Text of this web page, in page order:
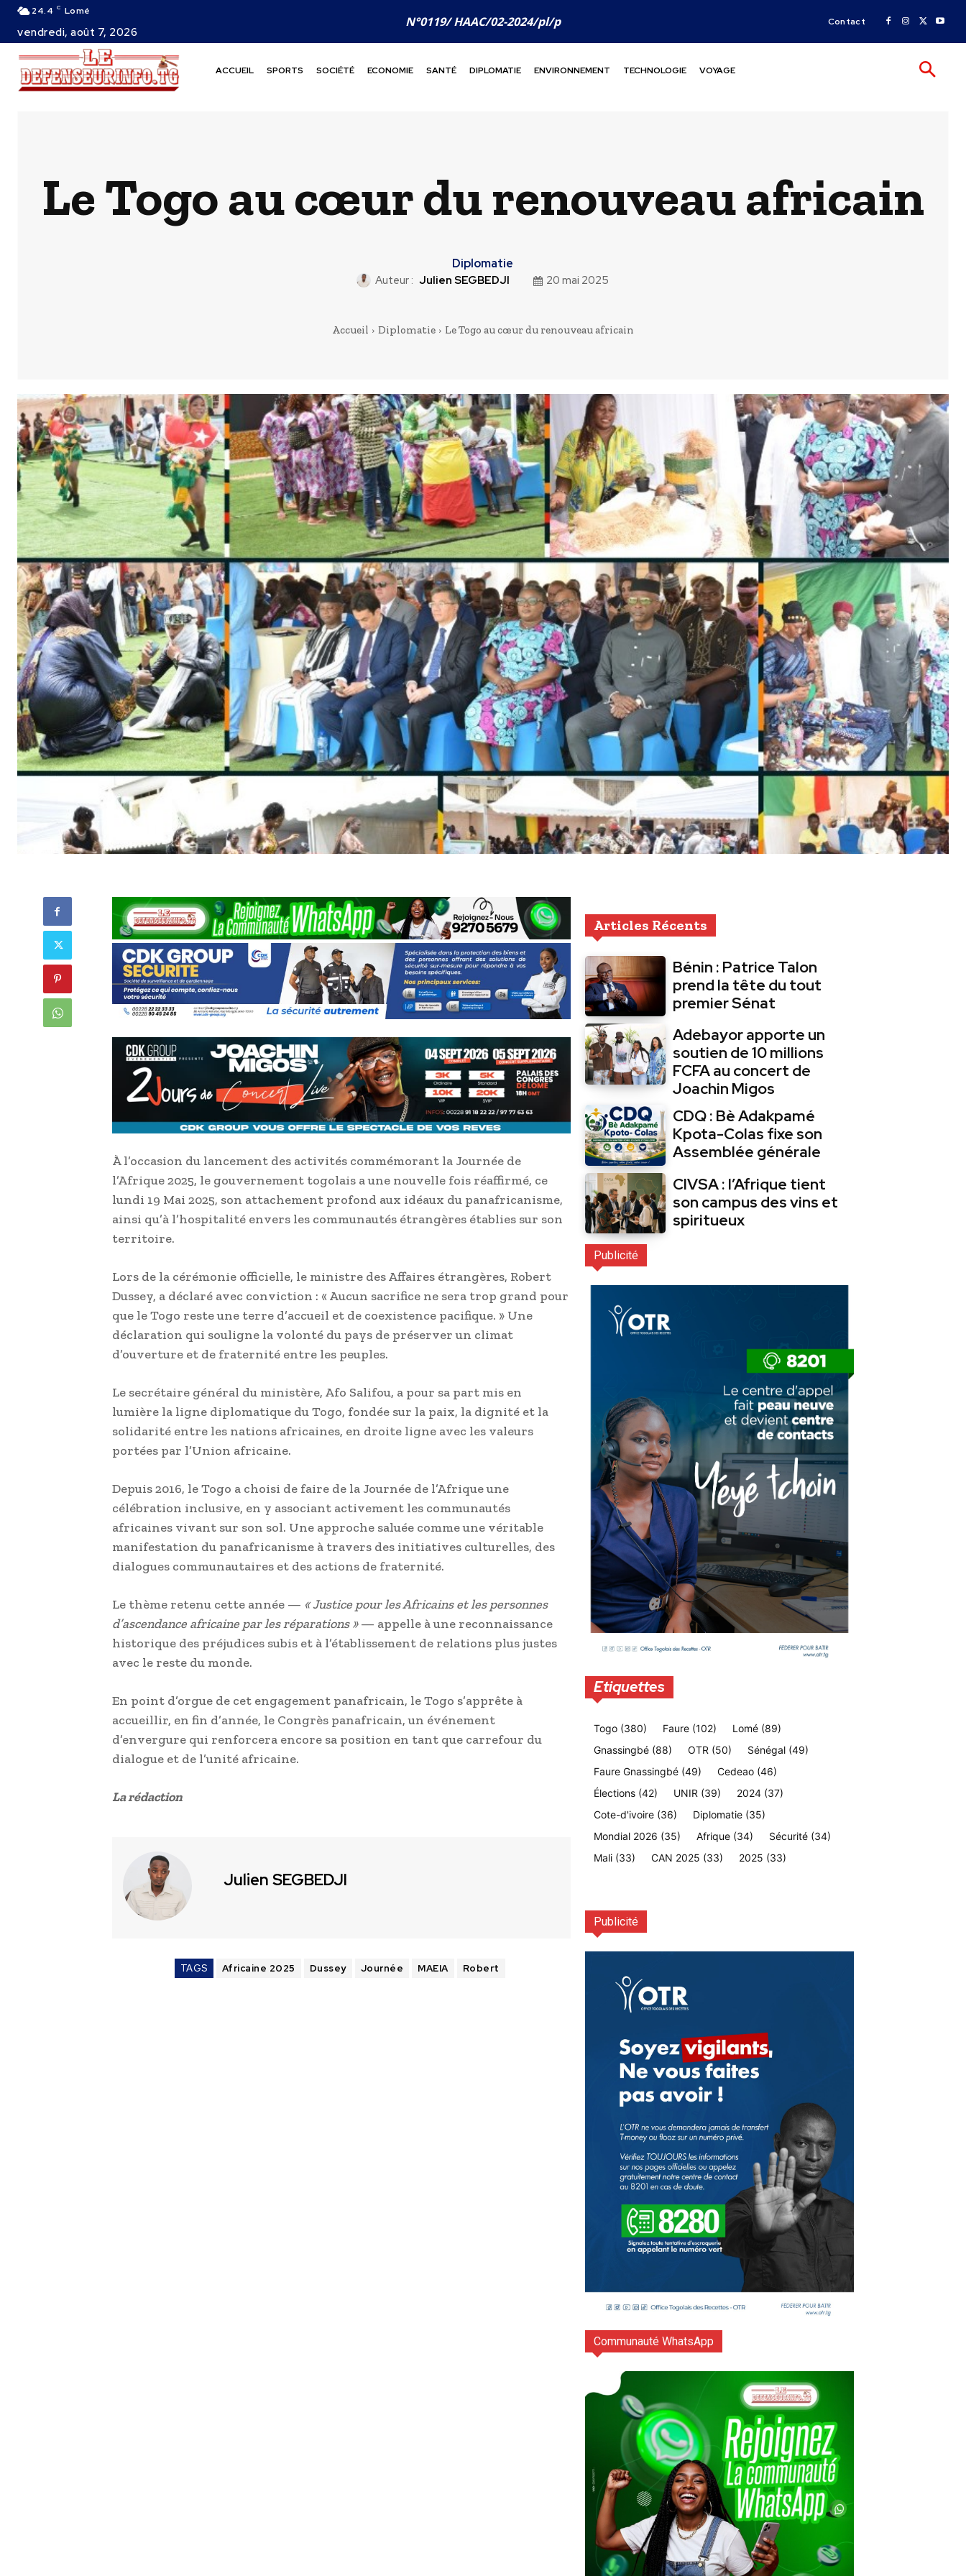
24.4 C Lomé
vendredi, août 7, 2026
N°0119/ HAAC/02-2024/pl/p Contact
ACCUEIL SPORTS SOCIÉTÉ ECONOMIE SANTÉ DIPLOMATIE ENVIRONNEMENT TECHNOLOGIE VOYAGE
Le Togo au cœur du renouveau africain
Diplomatie
Auteur : Julien SEGBEDJI 20 mai 2025
Accueil Diplomatie Le Togo au cœur du renouveau africain
À l’occasion du lancement des activités commémorant la Journée de
l’Afrique 2025, le gouvernement togolais a une nouvelle fois réaffirmé, ce
lundi 19 Mai 2025, son attachement profond aux idéaux du panafricanisme,
ainsi qu’à l’hospitalité envers les communautés étrangères établies sur son
territoire.
Lors de la cérémonie officielle, le ministre des Affaires étrangères, Robert
Dussey, a déclaré avec conviction : « Aucun sacrifice ne sera trop grand pour
que le Togo reste une terre d’accueil et de coexistence pacifique. » Une
déclaration qui souligne la volonté du pays de préserver un climat
d’ouverture et de fraternité entre les peuples.
Le secrétaire général du ministère, Afo Salifou, a pour sa part mis en
lumière la ligne diplomatique du Togo, fondée sur la paix, la dignité et la
solidarité entre les nations africaines, en droite ligne avec les valeurs
portées par l’Union africaine.
Depuis 2016, le Togo a choisi de faire de la Journée de l’Afrique une
célébration inclusive, en y associant activement les communautés
africaines vivant sur son sol. Une approche saluée comme une véritable
manifestation du panafricanisme à travers des initiatives culturelles, des
dialogues communautaires et des actions de fraternité.
Le thème retenu cette année — « Justice pour les Africains et les personnes
d’ascendance africaine par les réparations »— appelle à une reconnaissance
historique des préjudices subis et à l’établissement de relations plus justes
avec le reste du monde.
En point d’orgue de cet engagement panafricain, le Togo s’apprête à
accueillir, en fin d’année, le Congrès panafricain, un événement
d’envergure qui renforcera encore sa position en tant que carrefour du
dialogue et de l’unité africaine.
La rédaction
Julien SEGBEDJI
TAGS Africaine 2025 Dussey Journée MAEIA Robert
Articles Récents
Bénin : Patrice Talon
prend la tête du tout
premier Sénat
Adebayor apporte un
soutien de 10 millions
FCFA au concert de
Joachin Migos
CDQ : Bè Adakpamé
Kpota-Colas fixe son
Assemblée générale
CIVSA : l’Afrique tient
son campus des vins et
spiritueux
Publicité
Etiquettes
Togo (380) Faure (102) Lomé (89)
Gnassingbé (88) OTR (50) Sénégal (49)
Faure Gnassingbé (49) Cedeao (46)
Élections (42) UNIR (39) 2024 (37)
Cote-d'ivoire (36) Diplomatie (35)
Mondial 2026 (35) Afrique (34) Sécurité (34)
Mali (33) CAN 2025 (33) 2025 (33)
Publicité
Communauté WhatsApp